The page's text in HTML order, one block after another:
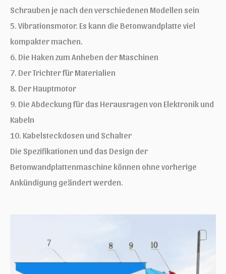
Schrauben je nach den verschiedenen Modellen sein
5. Vibrationsmotor. Es kann die Betonwandplatte viel
kompakter machen.
6. Die Haken zum Anheben der Maschinen
7. Der Trichter für Materialien
8. Der Hauptmotor
9. Die Abdeckung für das Herausragen von Elektronik und
Kabeln
10. Kabelsteckdosen und Schalter
Die Spezifikationen und das Design der
Betonwandplattenmaschine können ohne vorherige
Ankündigung geändert werden.